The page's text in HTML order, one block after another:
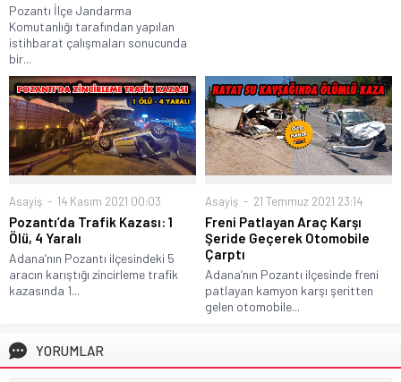
Pozantı İlçe Jandarma
Komutanlığı tarafından yapılan
istihbarat çalışmaları sonucunda
bir...
Asayiş 14 Kasım 2021 00:03
Pozantı’da Trafik Kazası: 1
Ölü, 4 Yaralı
Adana’nın Pozantı ilçesindeki 5
aracın karıştığı zincirleme trafik
kazasında 1...
Asayiş 21 Temmuz 2021 23:14
Freni Patlayan Araç Karşı
Şeride Geçerek Otomobile
Çarptı
Adana’nın Pozantı ilçesinde freni
patlayan kamyon karşı şeritten
gelen otomobile...
YORUMLAR